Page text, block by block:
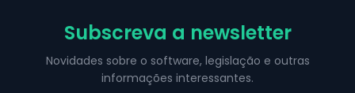
Subscreva a newsletter
Novidades sobre o software, legislação e outras
informações interessantes.